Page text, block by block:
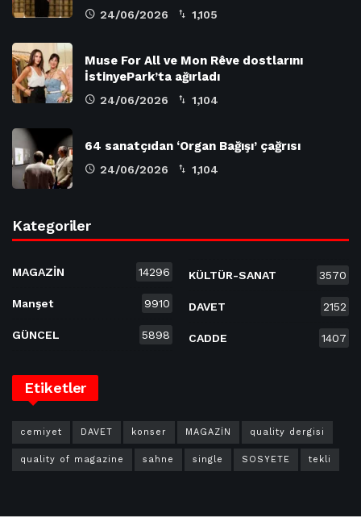
24/06/2026 1,105
Muse For All ve Mon Rêve dostlarını
İstinyePark’ta ağırladı
24/06/2026 1,104
64 sanatçıdan ‘Organ Bağışı’ çağrısı
24/06/2026 1,104
Kategoriler
MAGAZİN 14296
Manşet 9910
GÜNCEL 5898
KÜLTÜR-SANAT 3570
DAVET 2152
CADDE 1407
Etiketler
cemiyet DAVET konser MAGAZİN quality dergisi
quality of magazine sahne single SOSYETE tekli